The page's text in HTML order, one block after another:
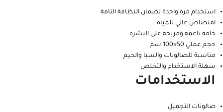
استخدام مرة واحدة لضمان النظافة التامة
امتصاص عالي للمياه
خامة ناعمة ومريحة على البشرة
حجم عملي 50×100 سم
مناسبة للصالونات والسبا والجيم
سهلة الاستخدام والتخلص
الاستخدامات
صالونات التجميل